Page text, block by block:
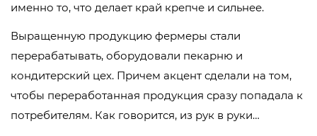
именно то, что делает край крепче и сильнее.
Выращенную продукцию фермеры стали
перерабатывать, оборудовали пекарню и
кондитерский цех. Причем акцент сделали на том,
чтобы переработанная продукция сразу попадала к
потребителям. Как говорится, из рук в руки…